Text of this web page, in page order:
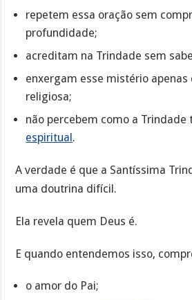
repetem essa oração sem
profundidade;
acreditam na Trindade sem
enxergam esse mistério apenas
religiosa;
não percebem como a
espiritual .
A verdade é que a Santíssima
uma doutrina difícil.
Ela revela quem Deus é.
E quando entendemos isso,
o amor do Pai;